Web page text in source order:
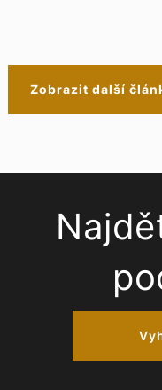
Zobrazit další